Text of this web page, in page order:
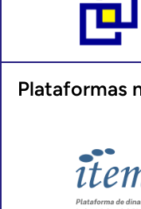
Plataformas